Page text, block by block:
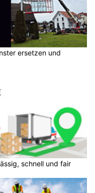
ersetzen und
schnell und fair